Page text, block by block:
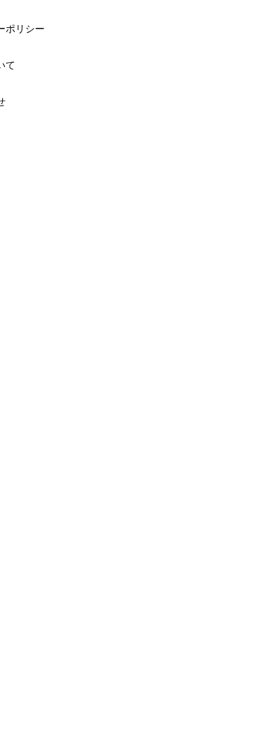
ポリシー
て